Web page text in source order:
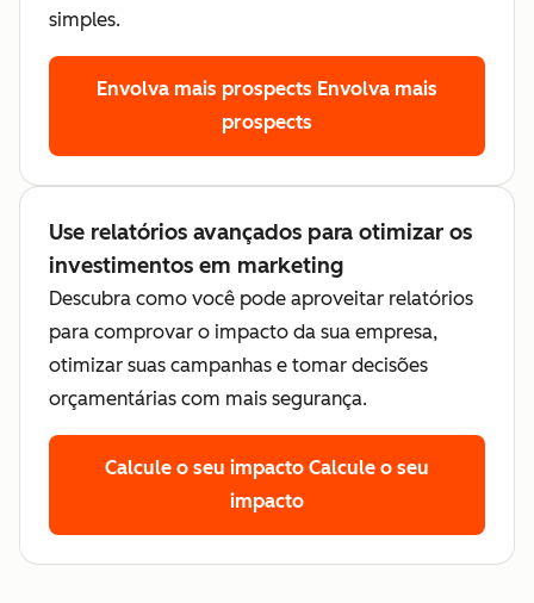
simples.
Envolva mais prospects Envolva mais
prospects
Use relatórios avançados para otimizar os
investimentos em marketing
Descubra como você pode aproveitar relatórios
para comprovar o impacto da sua empresa,
otimizar suas campanhas e tomar decisões
orçamentárias com mais segurança.
Calcule o seu impacto Calcule o seu
impacto